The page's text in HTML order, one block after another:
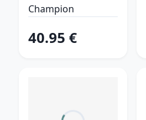
tepláky Slim
Champion
40.95 €